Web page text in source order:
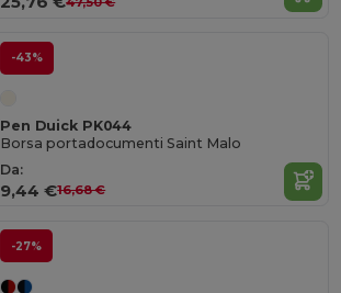
-43%
Pen Duick PK044
Borsa portadocumenti Saint Malo
Da:
9,44 €16,68 €
-27%